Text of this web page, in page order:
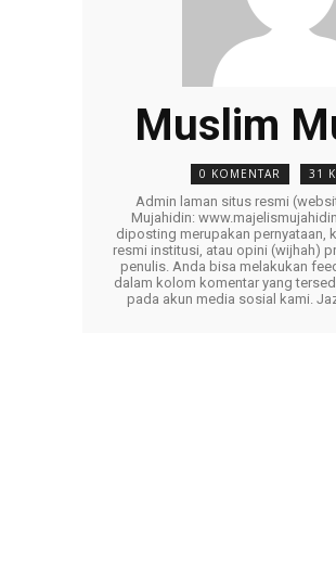
Muslim
0 KOMENTAR 31
Admin laman situs resmi
Mujahidin:
diposting merupakan pernyataan,
resmi institusi, atau opini (wijhah)
penulis. Anda bisa melakukan
dalam kolom komentar yang
pada akun media sosial kami.